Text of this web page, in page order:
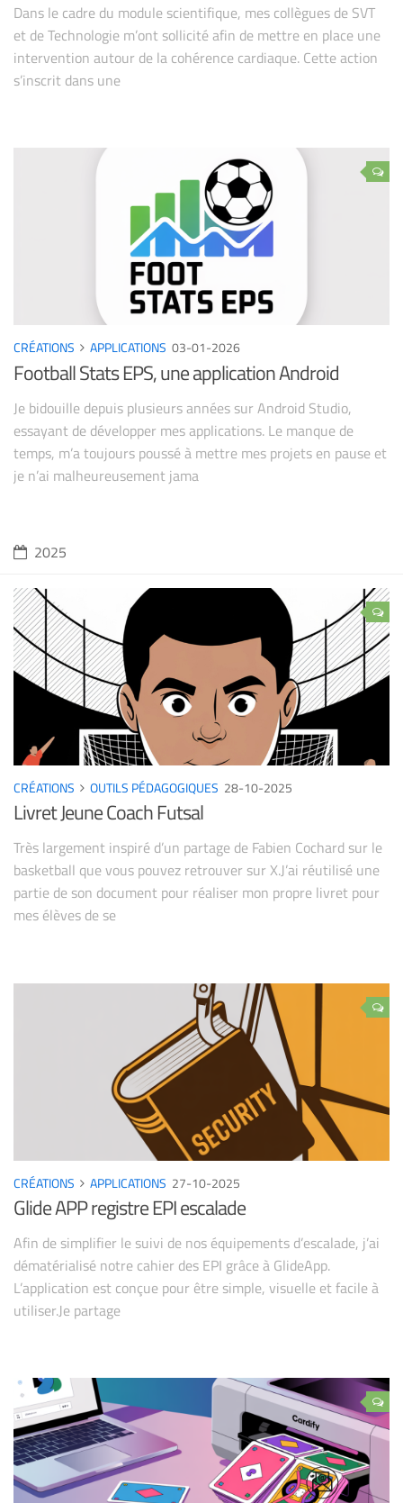
Dans le cadre du module scientifique, mes collègues de SVT
et de Technologie m’ont sollicité afin de mettre en place une
intervention autour de la cohérence cardiaque. Cette action
s’inscrit dans une
CRÉATIONS APPLICATIONS 03-01-2026
Football Stats EPS, une application Android
Je bidouille depuis plusieurs années sur Android Studio,
essayant de développer mes applications. Le manque de
temps, m’a toujours poussé à mettre mes projets en pause et
je n’ai malheureusement jama
2025
CRÉATIONS OUTILS PÉDAGOGIQUES 28-10-2025
Livret Jeune Coach Futsal
Très largement inspiré d’un partage de Fabien Cochard sur le
basketball que vous pouvez retrouver sur X.J’ai réutilisé une
partie de son document pour réaliser mon propre livret pour
mes élèves de se
CRÉATIONS APPLICATIONS 27-10-2025
Glide APP registre EPI escalade
Afin de simplifier le suivi de nos équipements d’escalade, j’ai
dématérialisé notre cahier des EPI grâce à GlideApp.
L’application est conçue pour être simple, visuelle et facile à
utiliser.Je partage